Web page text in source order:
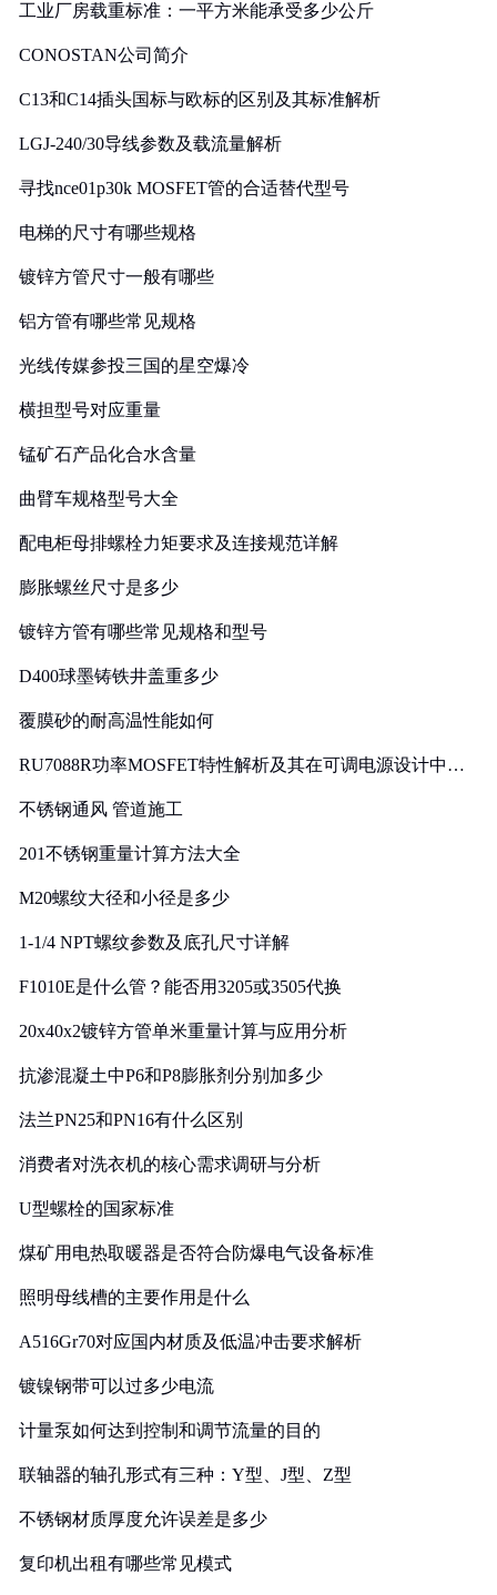
工业厂房载重标准：一平方米能承受多少公斤
CONOSTAN公司简介
C13和C14插头国标与欧标的区别及其标准解析
LGJ-240/30导线参数及载流量解析
寻找nce01p30k MOSFET管的合适替代型号
电梯的尺寸有哪些规格
镀锌方管尺寸一般有哪些
铝方管有哪些常见规格
光线传媒参投三国的星空爆冷
横担型号对应重量
锰矿石产品化合水含量
曲臂车规格型号大全
配电柜母排螺栓力矩要求及连接规范详解
膨胀螺丝尺寸是多少
镀锌方管有哪些常见规格和型号
D400球墨铸铁井盖重多少
覆膜砂的耐高温性能如何
RU7088R功率MOSFET特性解析及其在可调电源设计中的
不锈钢通风 管道施工
201不锈钢重量计算方法大全
M20螺纹大径和小径是多少
1-1/4 NPT螺纹参数及底孔尺寸详解
F1010E是什么管？能否用3205或3505代换
20x40x2镀锌方管单米重量计算与应用分析
抗渗混凝土中P6和P8膨胀剂分别加多少
法兰PN25和PN16有什么区别
消费者对洗衣机的核心需求调研与分析
U型螺栓的国家标准
煤矿用电热取暖器是否符合防爆电气设备标准
照明母线槽的主要作用是什么
A516Gr70对应国内材质及低温冲击要求解析
镀镍钢带可以过多少电流
计量泵如何达到控制和调节流量的目的
联轴器的轴孔形式有三种：Y型、J型、Z型
不锈钢材质厚度允许误差是多少
复印机出租有哪些常见模式